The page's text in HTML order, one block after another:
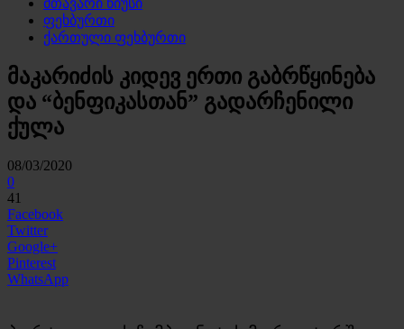
მთავარი ნიუსი
ფეხბურთი
ქართული ფეხბურთი
მაკარიძის კიდევ ერთი გაბრწყინება
და “ბენფიკასთან” გადარჩენილი
ქულა
08/03/2020
0
41
Facebook
Twitter
Google+
Pinterest
WhatsApp